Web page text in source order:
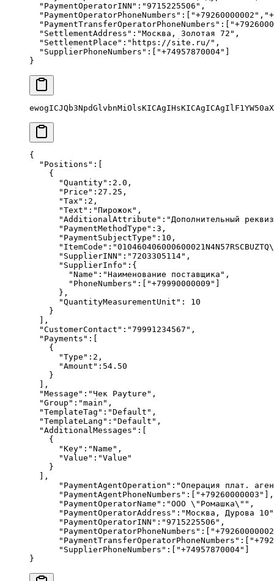
  "PaymentOperatorINN"
: "9715225506" ,
  "PaymentOperatorPhoneNumbers"
:[ "+79260000002" ,
  "PaymentTransferOperatorPhoneNumbers"
:[
  "SettlementAddress"
: "Москва, Золотая 72" ,
  "SettlementPlace"
: "https://site.ru/" ,
  "SupplierPhoneNumbers"
:[ "+74957870004"
}
{
  "Positions"
:[
    {
      "Quantity"
: 2.0 ,
      "Price"
: 27.25 ,
      "Tax"
: 2 ,
      "Text"
: "Пирожок" ,
      "AdditionalAttribute"
: "Дополнительный
      "PaymentMethodType"
: 3 ,
      "PaymentSubjectType"
: 10 ,
      "ItemCode"
: "010460406000600021N4N57RSCBUZTQ
      "SupplierINN"
: "7203305114" ,
      "SupplierInfo"
:{
        "Name"
: "Наименование поставщика" ,
        "PhoneNumbers"
:[ "+79990000009"
      },
      "QuantityMeasurementUnit"
: 10
    }
  ],
  "CustomerContact"
: "79991234567" ,
  "Payments"
:[
    {
      "Type"
: 2 ,
      "Amount"
: 54.50
    }
  ],
  "Message"
: "Чек Payture" ,
  "Group"
: "main" ,
  "TemplateTag"
: "Default" ,
  "TemplateLang"
: "Default" ,
  "AdditionalMessages"
:[
    {
      "Key"
: "Name" ,
      "Value"
: "Value"
    }
  ],
      "PaymentAgentOperation"
: "Операция плат.
      "PaymentAgentPhoneNumbers"
:[ "+79260000003"
],
      "PaymentOperatorName"
: "ООО \" Ромашка\" " ,
      "PaymentOperatorAddress"
: "Москва, Дурова 10"
      "PaymentOperatorINN"
: "9715225506" ,
      "PaymentOperatorPhoneNumbers"
:[
      "PaymentTransferOperatorPhoneNumbers"
:[
      "SupplierPhoneNumbers"
:[ "+74957870004"
}